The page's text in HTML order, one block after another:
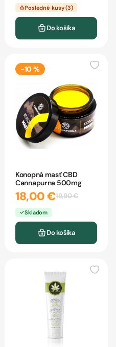
Posledné kusy (3)
Do košíka
-10 %
Konopná masť CBD
Cannapurna 500mg
18,00 €19,90 €
Skladom
Do košíka